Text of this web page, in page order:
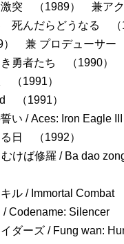
突 （1989） 兼アク
死んだらどうなる
兼 プロデューサー
勇者たち （1990）
（1991）
（1991）
誓い / Aces: Iron
る日 （1992）
けば修羅 / Ba dao
キル / Immortal
/ Codename: Silencer
ダーズ / Fung wan: